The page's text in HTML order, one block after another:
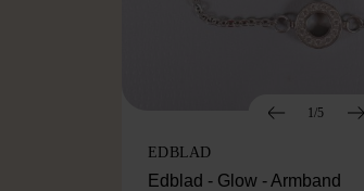
1/5
EDBLAD
Edblad - Glow - Armband